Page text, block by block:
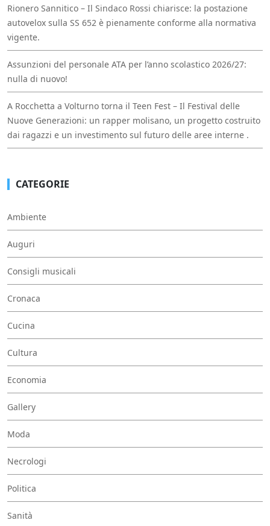
Rionero Sannitico – Il Sindaco Rossi chiarisce: la postazione
autovelox sulla SS 652 è pienamente conforme alla normativa
vigente.
Assunzioni del personale ATA per l’anno scolastico 2026/27:
nulla di nuovo!
A Rocchetta a Volturno torna il Teen Fest – Il Festival delle
Nuove Generazioni: un rapper molisano, un progetto costruito
dai ragazzi e un investimento sul futuro delle aree interne .
CATEGORIE
Ambiente
Auguri
Consigli musicali
Cronaca
Cucina
Cultura
Economia
Gallery
Moda
Necrologi
Politica
Sanità